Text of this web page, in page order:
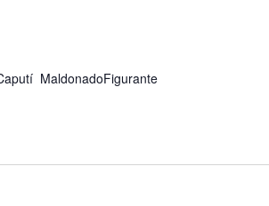
MaldonadoFigurante